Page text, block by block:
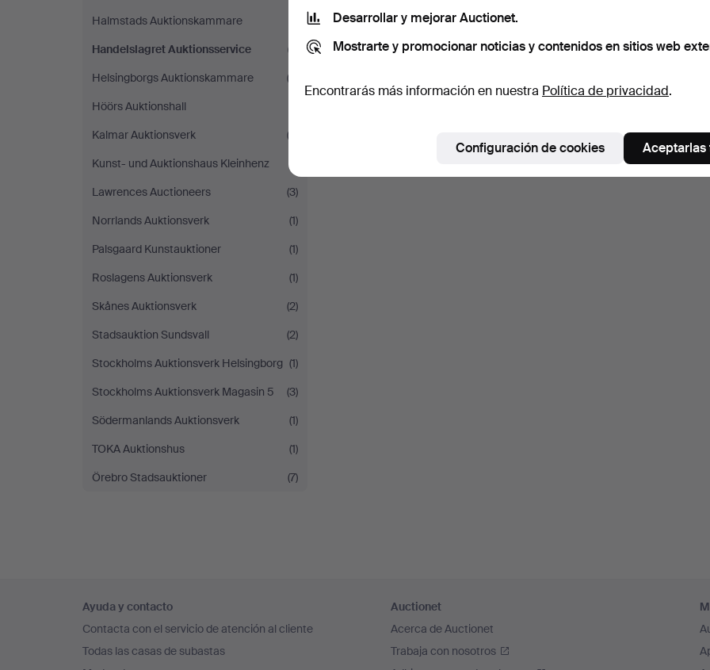
Halmstads Auktionskammare
Handelslagret Auktionsservice
(1)
Helsingborgs Auktionskammare
(2)
Höörs Auktionshall
Kalmar Auktionsverk
(2)
Kunst- und Auktionshaus Kleinhenz
Lawrences Auctioneers
(3)
Norrlands Auktionsverk
(1)
Palsgaard Kunstauktioner
(1)
Roslagens Auktionsverk
(1)
Skånes Auktionsverk
(2)
Stadsauktion Sundsvall
(2)
Stockholms Auktionsverk Helsingborg (1)
Stockholms Auktionsverk Magasin 5
(3)
Södermanlands Auktionsverk
(1)
TOKA Auktionshus
(1)
Örebro Stadsauktioner
(7)
en
el
pie
Ayuda y contacto
Contacta con el servicio de atención al cliente
Todas las casas de subastas
Auctionet
Acerca de Auctionet
Trabaja con nosotros
Desarrollar y mejorar Auctionet.
Mostrarte y promocionar noticias y contenidos en sitios web
Encontrarás más información en nuestra Política de privacidad.
Configuración de cookies Aceptarlas